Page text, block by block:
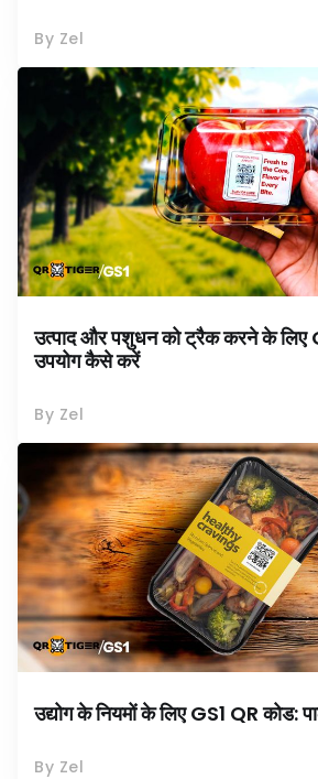
By Zel
उत्पाद और पशुधन को ट्रैक करने के लिए
उपयोग कैसे करें
By Zel
उद्योग के नियमों के लिए GS1 QR कोड:
By Zel